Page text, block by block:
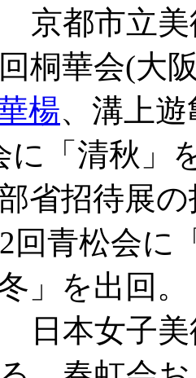
都市立美
桐華会(大
楊、溝上
に「清秋」
省招待展
回青松会に
」を出回。
本女子美